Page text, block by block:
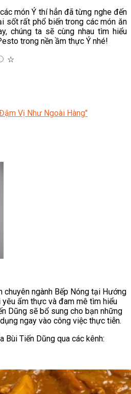
món Ý thí hẳn đã từng nghe đến
sốt rất phổ biến trong các món ăn
chúng ta sẽ cùng nhau tìm hiểu
trong nền ầm thực Ý nhé!
☆
Vị Như Ngoài Hàng"
chuyên ngành Bếp Nóng tại Hướng
yêu ẩm thực và đam mê tìm hiểu
Dũng sẽ bổ sung cho bạn những
ngay vào công việc thực tiễn.
Bùi Tiến Dũng qua các kênh: